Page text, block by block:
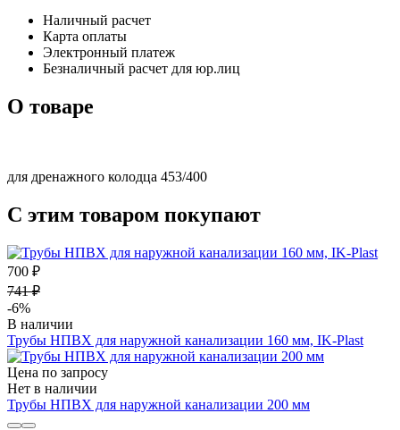
Наличный расчет
Карта оплаты
Электронный платеж
Безналичный расчет для юр.лиц
О товаре
для дренажного колодца 453/400
С этим товаром покупают
700 ₽
741 ₽
-6%
В наличии
Трубы НПВХ для наружной канализации 160 мм, IK-Plast
Цена по запросу
Нет в наличии
Трубы НПВХ для наружной канализации 200 мм